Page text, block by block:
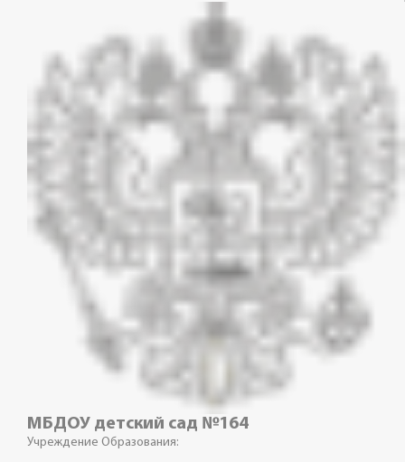
МБДОУ детский сад №164
Учреждение Образования: